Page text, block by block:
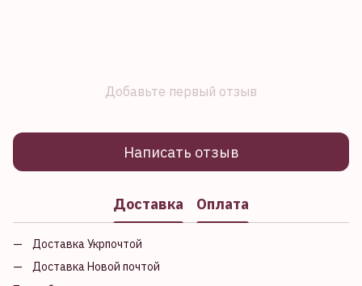
Добавьте первый отзыв
Написать отзыв
Доставка Оплата
Доставка Укрпочтой
Доставка Новой почтой